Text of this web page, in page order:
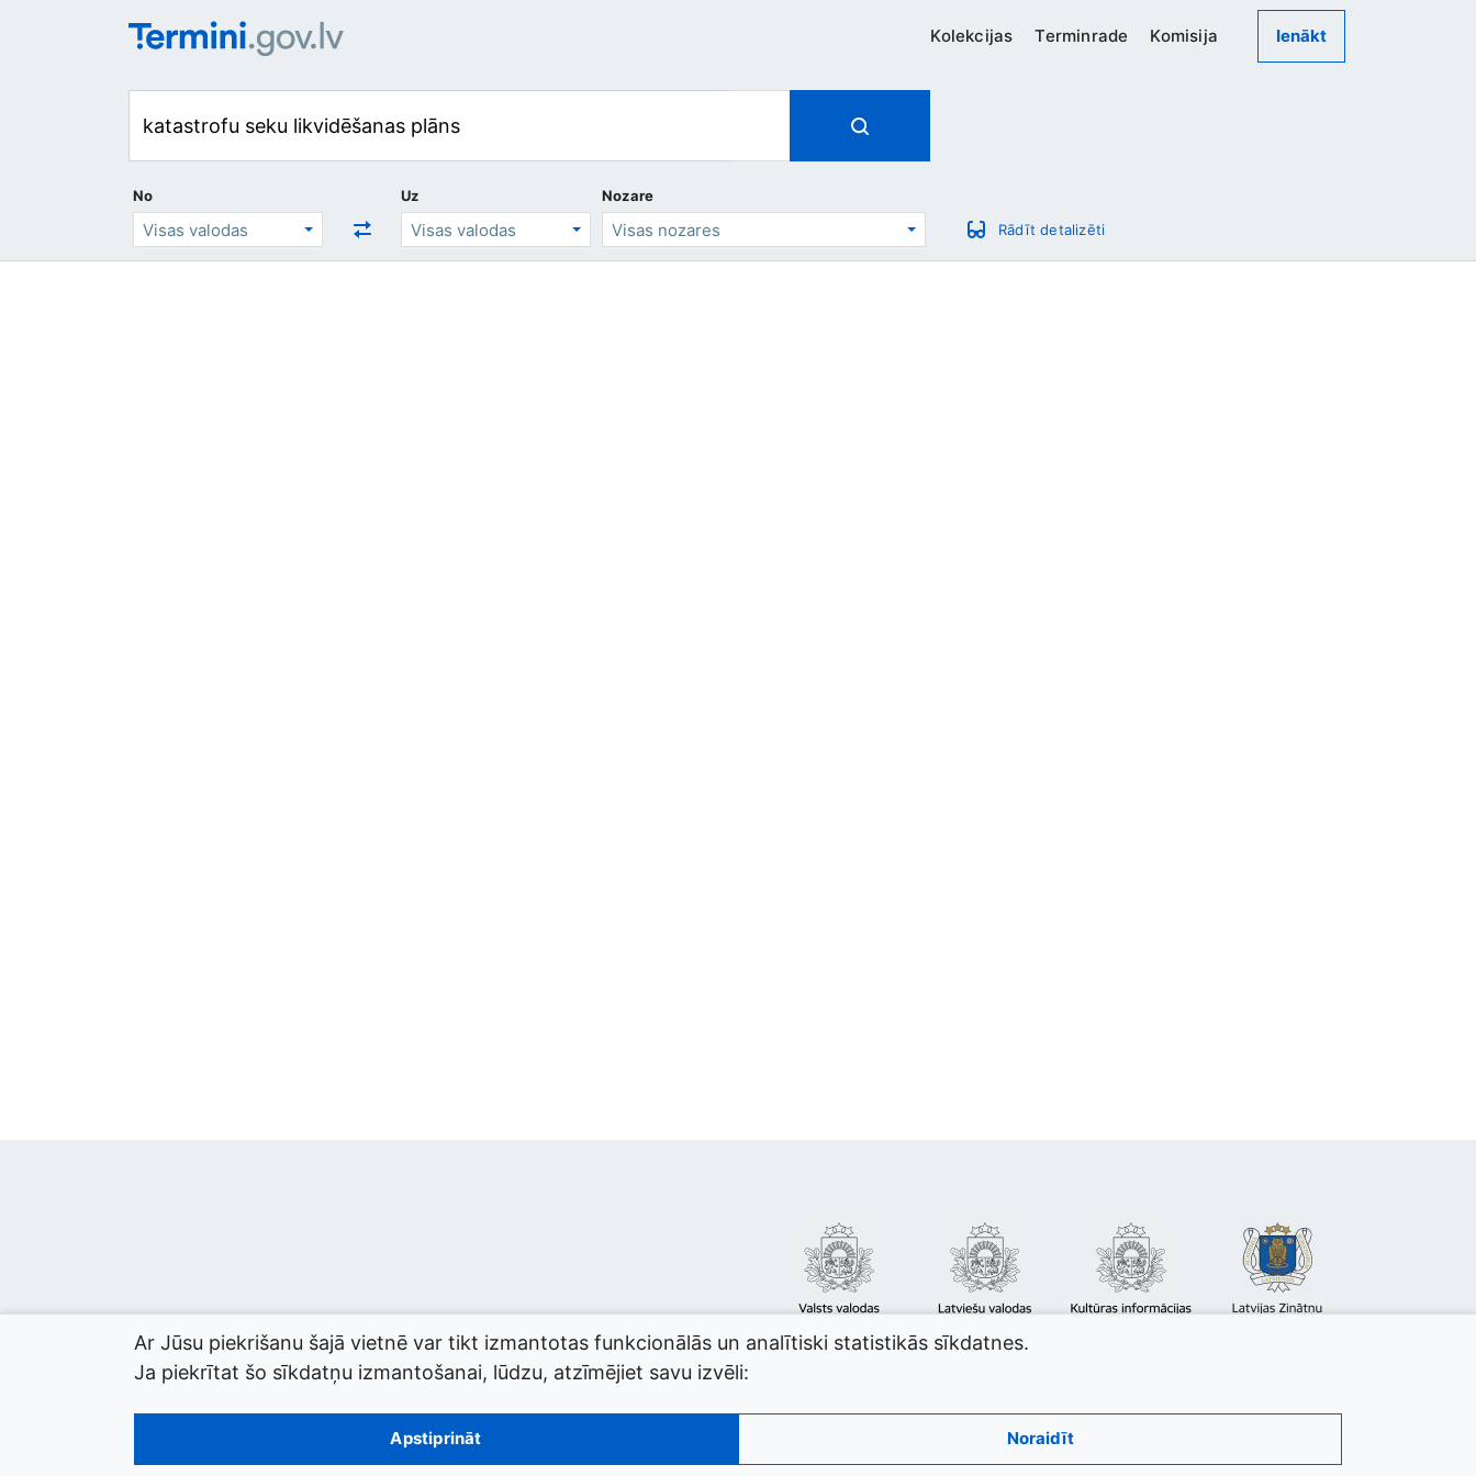
Kolekcijas Terminrade Komisija Ienākt
No Uz
Nozare
Rādīt detalizēti
© 2026 termini.gov.lv. Izstrādātājs:
Ar Jūsu piekrišanu šajā vietnē var tikt izmantotas funkcionālās un analītiski statistikās sīkdatnes.
Ja piekrītat šo sīkdatņu izmantošanai, lūdzu, atzīmējiet savu izvēli:
Apstiprināt Noraidīt